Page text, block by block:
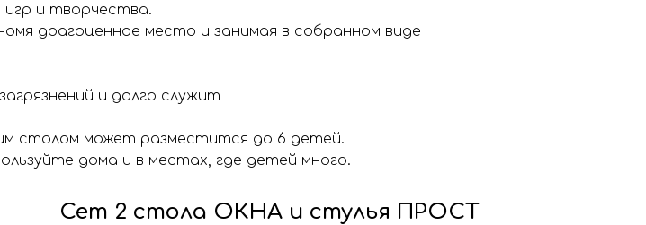
и творчества.
драгоценное место и занимая в собранном виде
и долго служит
столом может разместится до 6 детей.
дома и в местах, где детей много.
Сет 2 стола ОКНА и стулья ПРОСТ